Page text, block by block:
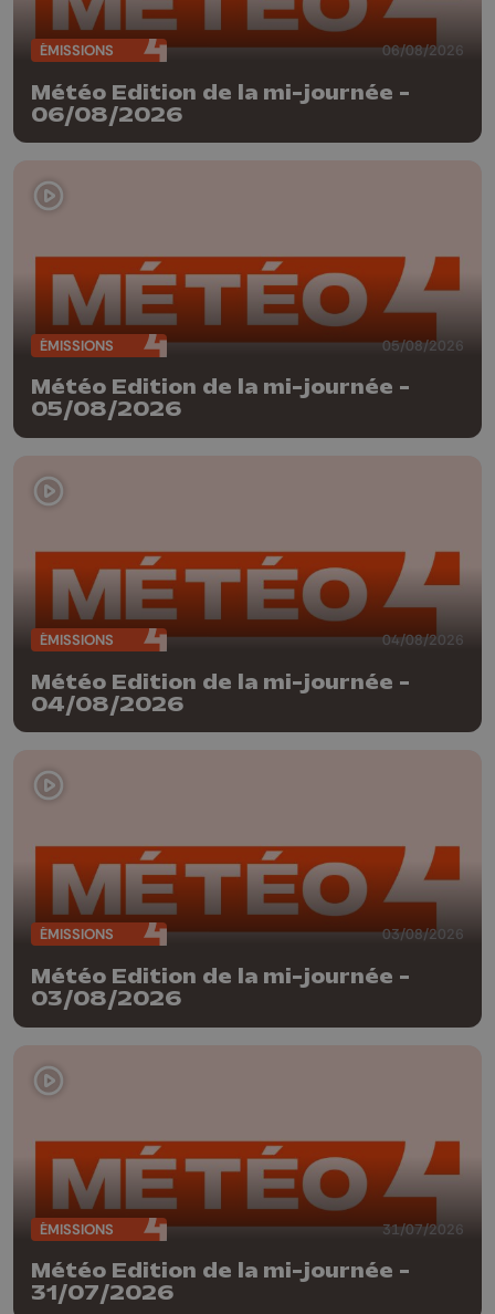
ÉMISSIONS 06/08/2026
Météo Edition de la mi-journée -
06/08/2026
ÉMISSIONS 05/08/2026
Météo Edition de la mi-journée -
05/08/2026
ÉMISSIONS 04/08/2026
Météo Edition de la mi-journée -
04/08/2026
ÉMISSIONS 03/08/2026
Météo Edition de la mi-journée -
03/08/2026
ÉMISSIONS 31/07/2026
Météo Edition de la mi-journée -
31/07/2026